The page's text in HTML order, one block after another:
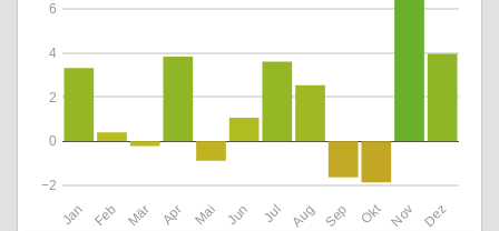
Jan Feb Mär Apr Mai Jun Jul Aug Sep Okt Nov Dez
−2
0
2
4
6